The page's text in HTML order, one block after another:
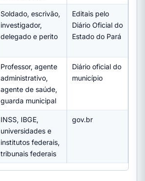
Soldado, escrivão,
investigador,
delegado e perito
Editais pelo
Diário Oficial do
Estado do Pará
Professor, agente
administrativo,
agente de saúde,
guarda municipal
Diário oficial do
município
INSS, IBGE,
universidades e
institutos federais,
tribunais federais
gov.br